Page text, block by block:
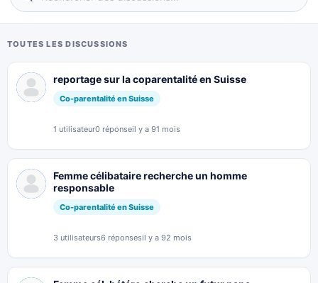
TOUTES LES DISCUSSIONS
reportage sur la coparentalité en Suisse
Co-parentalité en Suisse
1 utilisateur0 réponseil y a 91 mois
Femme célibataire recherche un homme
responsable
Co-parentalité en Suisse
3 utilisateurs6 réponsesil y a 92 mois